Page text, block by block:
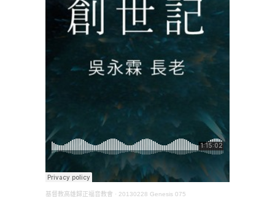
基督教高雄歸正福音教會 · 20130228 Genesis 075